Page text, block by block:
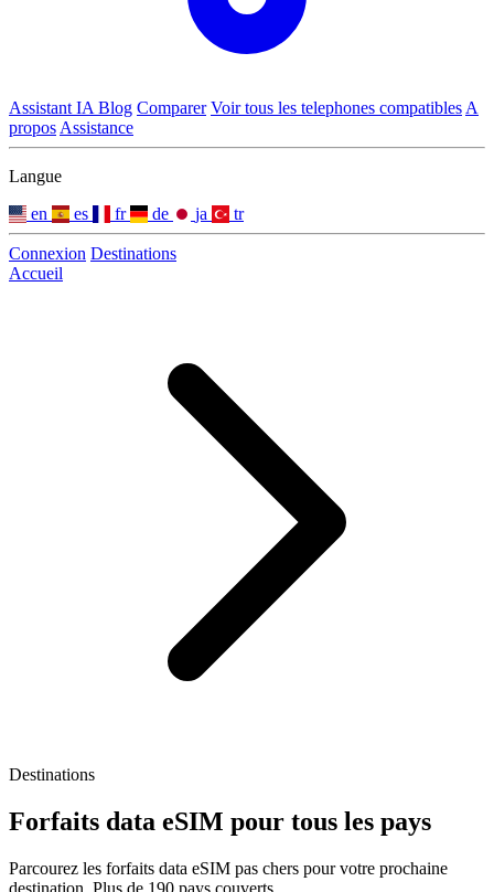
Assistant IA Blog Comparer Voir tous les telephones compatibles A
propos Assistance
Langue
en
es fr de ja tr
Connexion Destinations
Accueil
Destinations
Forfaits data eSIM pour tous les pays
Parcourez les forfaits data eSIM pas chers pour votre prochaine
destination. Plus de 190 pays couverts.